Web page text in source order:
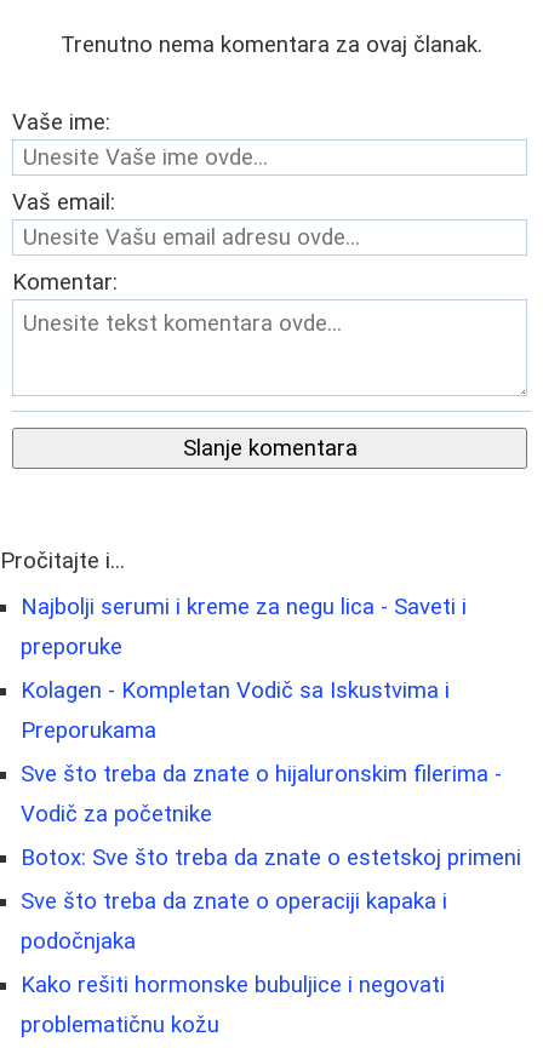
Trenutno nema komentara za ovaj članak.
Vaše ime:
Vaš email:
Komentar:
Slanje komentara
Pročitajte i...
Najbolji serumi i kreme za negu lica - Saveti i
preporuke
Kolagen - Kompletan Vodič sa Iskustvima i
Preporukama
Sve što treba da znate o hijaluronskim filerima -
Vodič za početnike
Botox: Sve što treba da znate o estetskoj primeni
Sve što treba da znate o operaciji kapaka i
podočnjaka
Kako rešiti hormonske bubuljice i negovati
problematičnu kožu